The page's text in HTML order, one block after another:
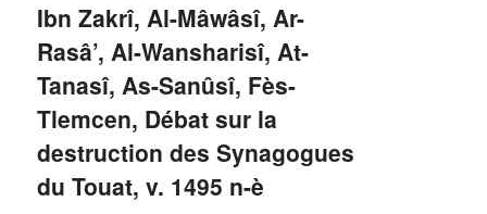
Ibn Zakrî, Al-Mâwâsî, Ar-
Rasâ’, Al-Wansharisî, At-
Tanasî, As-Sanûsî, Fès-
Tlemcen, Débat sur la
destruction des Synagogues
du Touat, v. 1495 n-è